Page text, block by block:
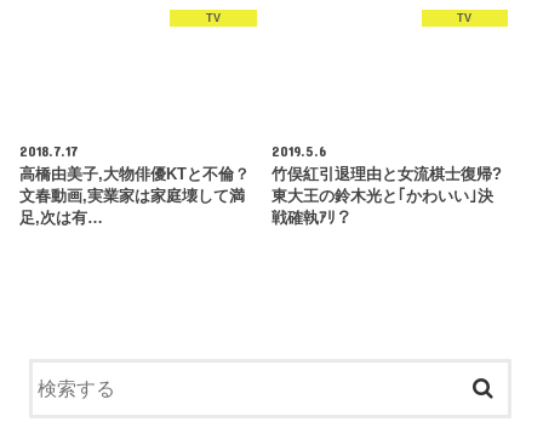
TV
2018.7.17
高橋由美子,大物俳優KTと不倫？
文春動画,実業家は家庭壊して満
足,次は有…
TV
2019.5.6
竹俣紅引退理由と女流棋士復帰?
東大王の鈴木光と｢かわいい｣決
戦確執ｱﾘ？